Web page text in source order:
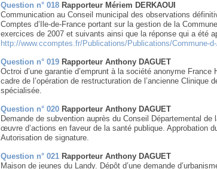
Question n° 018 Rapporteur Mériem DERKAOUI
Communication au Conseil municipal des observations
Comptes d’Ile-de-France portant sur la gestion de la
exercices de 2007 et suivants ainsi que la réponse qui a été
http://www.ccomptes.fr/Publications/Publications/Commune-
Question n° 019 Rapporteur Anthony DAGUET
Octroi d’une garantie d’emprunt à la société anonyme
cadre de l’opération de restructuration de l’ancienne Clinique
spécialisée.
Question n° 020 Rapporteur Anthony DAGUET
Demande de subvention auprès du Conseil Départemental
œuvre d’actions en faveur de la santé publique. Approbation
Autorisation de signature.
Question n° 021 Rapporteur Anthony DAGUET
Maison de jeunes du Landy. Dépôt d’une demande